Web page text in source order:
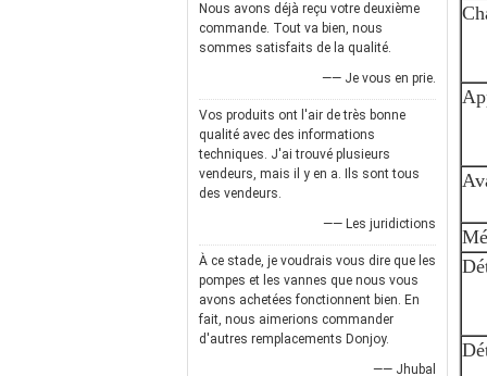
Nous avons déjà reçu votre deuxième
commande. Tout va bien, nous
sommes satisfaits de la qualité.
—— Je vous en prie.
Vos produits ont l'air de très bonne
qualité avec des informations
techniques. J'ai trouvé plusieurs
vendeurs, mais il y en a. Ils sont tous
des vendeurs.
—— Les juridictions
À ce stade, je voudrais vous dire que les
pompes et les vannes que nous vous
avons achetées fonctionnent bien. En
fait, nous aimerions commander
d'autres remplacements Donjoy.
—— Jhubal